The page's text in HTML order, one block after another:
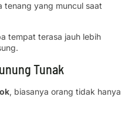
tenang yang muncul saat
tempat terasa jauh lebih
Tunak
, biasanya orang tidak hanya